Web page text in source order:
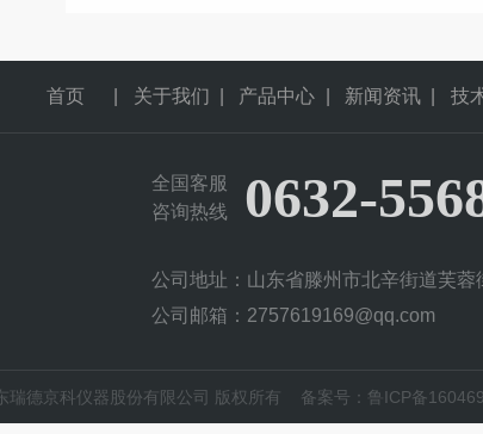
首页 关于我们 产品中心 新闻资讯 技
全国客服
咨询热线
0632-
公司地址：山东省滕州市北辛街道芙蓉
公司邮箱：2757619169@qq.com
瑞德京科仪器股份有限公司 版权所有 备案号：鲁ICP备